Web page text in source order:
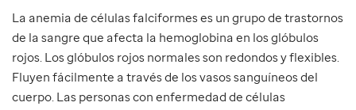
La anemia de células falciformes es un grupo de trastornos
de la sangre que afecta la hemoglobina en los glóbulos
rojos. Los glóbulos rojos normales son redondos y flexibles.
Fluyen fácilmente a través de los vasos sanguíneos del
cuerpo. Las personas con enfermedad de células